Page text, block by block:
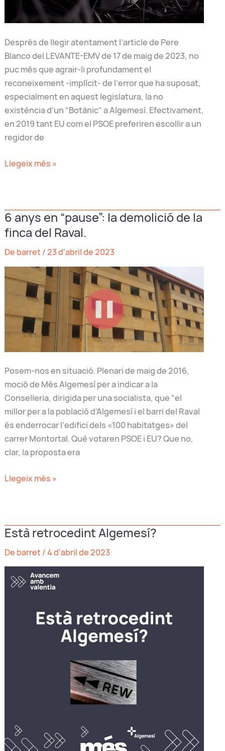
Després de llegir atentament l’article de Pere
Blanco del LEVANTE-EMV de 17 de maig de 2023, no
puc més que agrair-li profundament el
reconeixement -implícit- de l’error que ha suposat,
especialment en aquest legislatura, la no
existència d’un “Botànic” a Algemesí. Efectivament,
en 2019 tant EU com el PSOE preferiren escollir a un
regidor de
La
Llegeix més »
6 anys en “pause”: la demolició de la
finca del Raval.
De barret /23 d'abril de 2023
Posem-nos en situació. Plenari de maig de 2016,
moció de Més Algemesí per a indicar a la
Conselleria, dirigida per una socialista, que “el
millor per a la població d’Algemesí i el barri del Raval
és enderrocar l’edifici dels «100 habitatges» del
carrer Montortal. Què votaren PSOE i EU? Que no,
clar, la proposta era
6
la
finca
Llegeix més »
Està retrocedint Algemesí?
De barret /4 d'abril de 2023